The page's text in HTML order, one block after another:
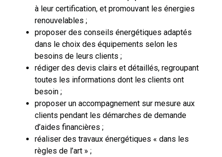
à leur certification, et promouvant les énergies
renouvelables ;
proposer des conseils énergétiques adaptés
dans le choix des équipements selon les
besoins de leurs clients ;
rédiger des devis clairs et détaillés, regroupant
toutes les informations dont les clients ont
besoin ;
proposer un accompagnement sur mesure aux
clients pendant les démarches de demande
d’aides financières ;
réaliser des travaux énergétiques « dans les
règles de l’art » ;